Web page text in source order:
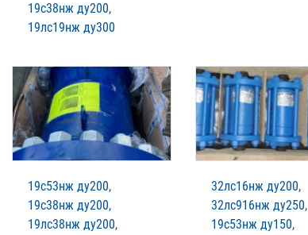
19с38нж ду200,
19лс19нж ду300
19с53нж ду200,
19с38нж ду200,
19лс38нж ду200,
32лс16нж ду200,
32лс916нж ду250,
19с53нж ду150,